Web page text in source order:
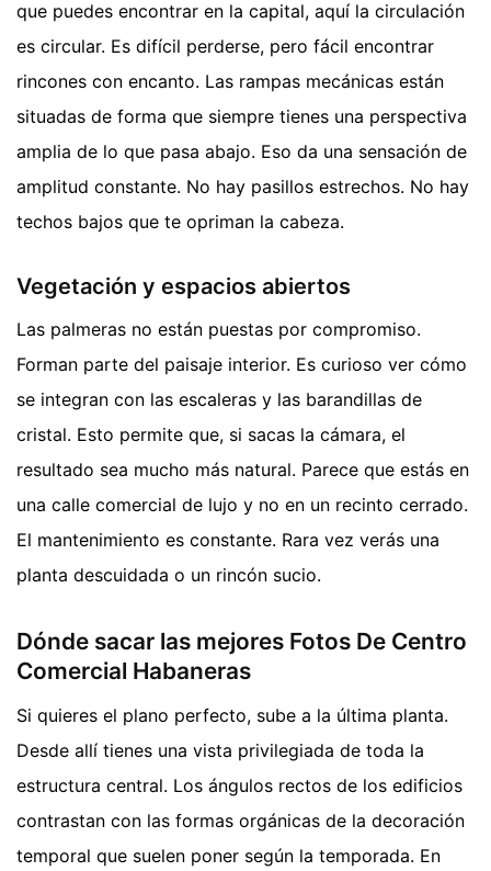
que puedes encontrar en la capital, aquí la circulación
es circular. Es difícil perderse, pero fácil encontrar
rincones con encanto. Las rampas mecánicas están
situadas de forma que siempre tienes una perspectiva
amplia de lo que pasa abajo. Eso da una sensación de
amplitud constante. No hay pasillos estrechos. No hay
techos bajos que te opriman la cabeza.
Vegetación y espacios abiertos
Las palmeras no están puestas por compromiso.
Forman parte del paisaje interior. Es curioso ver cómo
se integran con las escaleras y las barandillas de
cristal. Esto permite que, si sacas la cámara, el
resultado sea mucho más natural. Parece que estás en
una calle comercial de lujo y no en un recinto cerrado.
El mantenimiento es constante. Rara vez verás una
planta descuidada o un rincón sucio.
Dónde sacar las mejores Fotos De Centro
Comercial Habaneras
Si quieres el plano perfecto, sube a la última planta.
Desde allí tienes una vista privilegiada de toda la
estructura central. Los ángulos rectos de los edificios
contrastan con las formas orgánicas de la decoración
temporal que suelen poner según la temporada. En